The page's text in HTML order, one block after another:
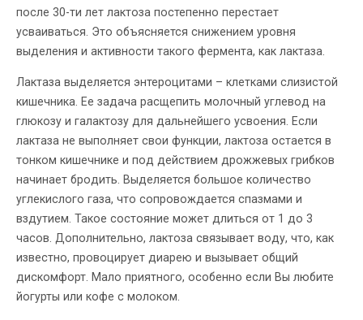
после 30-ти лет лактоза постепенно перестает
усваиваться. Это объясняется снижением уровня
выделения и активности такого фермента, как лактаза.
Лактаза выделяется энтероцитами – клетками слизистой
кишечника. Ее задача расщепить молочный углевод на
глюкозу и галактозу для дальнейшего усвоения. Если
лактаза не выполняет свои функции, лактоза остается в
тонком кишечнике и под действием дрожжевых грибков
начинает бродить. Выделяется большое количество
углекислого газа, что сопровождается спазмами и
вздутием. Такое состояние может длиться от 1 до 3
часов. Дополнительно, лактоза связывает воду, что, как
известно, провоцирует диарею и вызывает общий
дискомфорт. Мало приятного, особенно если Вы любите
йогурты или кофе с молоком.